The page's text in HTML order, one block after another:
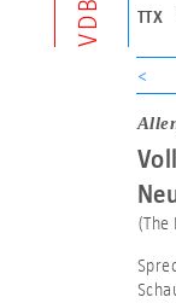
VDB TTX
<
(The